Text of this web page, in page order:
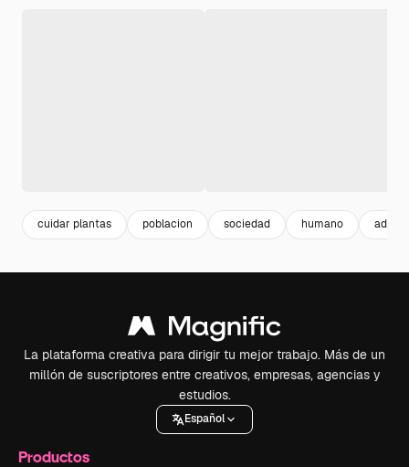
cuidar plantas poblacion sociedad humano adulto
La plataforma creativa para dirigir tu mejor trabajo. Más de un
millón de suscriptores entre creativos, empresas, agencias y
estudios.
Español
Productos